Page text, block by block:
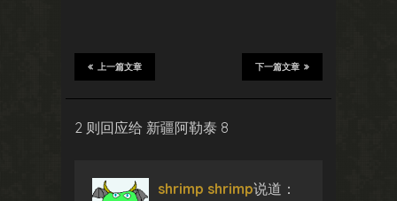
下一篇文章
上一篇文章
2 则回应给 新疆阿勒泰 8
shrimp shrimp说道：